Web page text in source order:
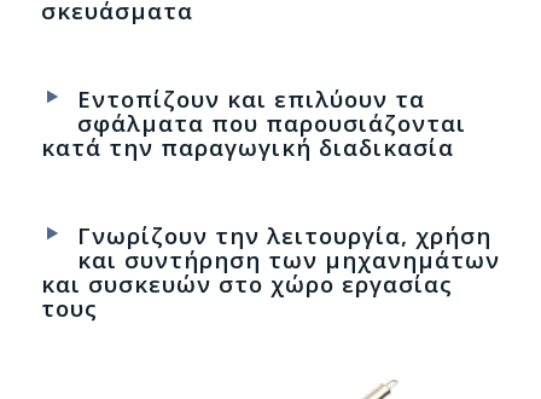
σκευάσματα
Εντοπίζουν και επιλύουν τα
σφάλματα που παρουσιάζονται
κατά την παραγωγική διαδικασία
Γνωρίζουν την λειτουργία, χρήση
και συντήρηση των μηχανημάτων
και συσκευών στο χώρο εργασίας
τους